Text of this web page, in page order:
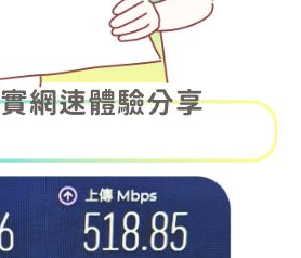
網速體驗分享